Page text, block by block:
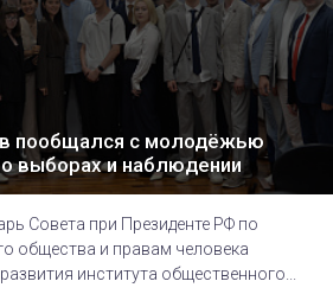
пообщался с молодёжью
выборах и наблюдении
Совета при Президенте РФ по
общества и правам человека
института общественного...